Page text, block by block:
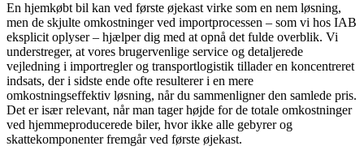
En hjemkøbt bil kan ved første øjekast virke som en nem løsning,
men de skjulte omkostninger ved importprocessen – som vi hos IAB
eksplicit oplyser – hjælper dig med at opnå det fulde overblik. Vi
understreger, at vores brugervenlige service og detaljerede
vejledning i importregler og transportlogistik tillader en koncentreret
indsats, der i sidste ende ofte resulterer i en mere
omkostningseffektiv løsning, når du sammenligner den samlede pris.
Det er især relevant, når man tager højde for de totale omkostninger
ved hjemmeproducerede biler, hvor ikke alle gebyrer og
skattekomponenter fremgår ved første øjekast.